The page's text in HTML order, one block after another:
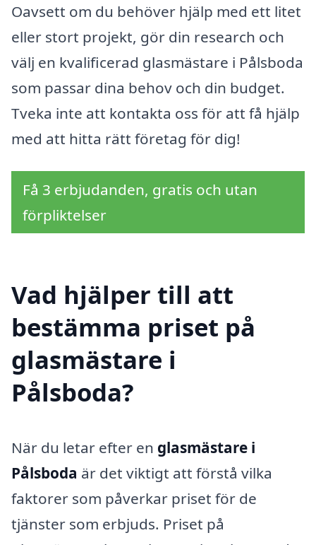
Oavsett om du behöver hjälp med ett litet
eller stort projekt, gör din research och
välj en kvalificerad glasmästare i Pålsboda
som passar dina behov och din budget.
Tveka inte att kontakta oss för att få hjälp
med att hitta rätt företag för dig!
Få 3 erbjudanden, gratis och utan
förpliktelser
Vad hjälper till att
bestämma priset på
glasmästare i
Pålsboda?
När du letar efter en glasmästare i
Pålsboda är det viktigt att förstå vilka
faktorer som påverkar priset för de
tjänster som erbjuds. Priset på